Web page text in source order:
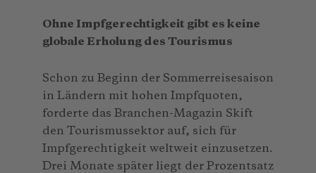
Ohne Impfgerechtigkeit gibt es keine
globale Erholung des Tourismus
Schon zu Beginn der Sommerreisesaison
in Ländern mit hohen Impfquoten,
forderte das Branchen-Magazin Skift
den Tourismussektor auf, sich für
Impfgerechtigkeit weltweit einzusetzen.
Drei Monate später liegt der Prozentsatz